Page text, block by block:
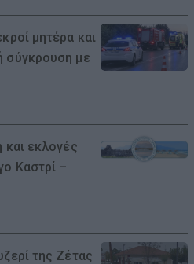
μητέρα και
σύγκρουση με
και εκλογές
Καστρί –
της Ζέτας